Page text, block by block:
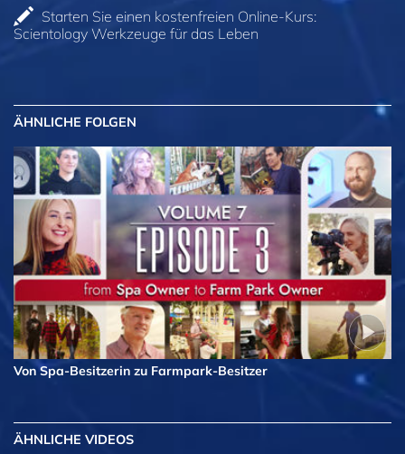
Starten Sie einen kostenfreien Online-Kurs:
Scientology Werkzeuge für das Leben
ÄHNLICHE FOLGEN
Von Spa-Besitzerin zu Farmpark-Besitzer
ÄHNLICHE VIDEOS